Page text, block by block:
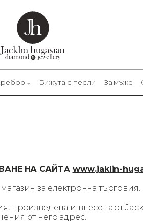
Бижута с перли За мъже
НА САЙТА www.jaklin-
за електронна търговия.
произведена и внесена от
от него адрес.